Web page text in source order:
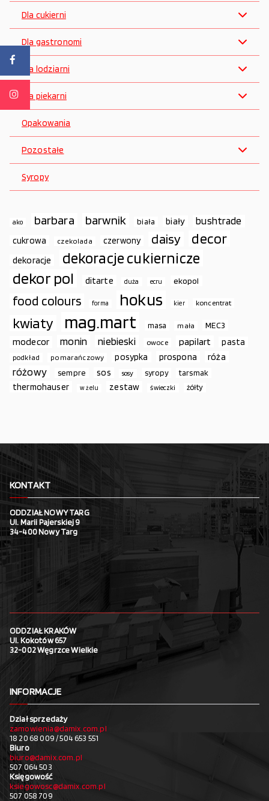
Dla cukierni
Dla gastronomi
Dla lodziarni
Dla piekarni
Opakowania
Pozostałe
Syropy
ako barbara barwnik biała biały bushtrade
cukrowa czekolada czerwony daisy decor
dekoracje dekoracje cukiernicze
dekor pol ditarte duża ecru ekopol
food colours forma hokus kier koncentrat
kwiaty mag.mart masa mała MEC3
modecor monin niebieski owoce papilart pasta
podkład pomarańczowy posypka prospona róża
różowy sempre sos sosy syropy tarsmak
thermohauser w żelu zestaw świeczki żółty
KONTAKT
ODDZIAŁ NOWY TARG
Ul. Marii Pajerskiej 9
34-400 Nowy Targ
ODDZIAŁ KRAKÓW
Ul. Kokotów 657
32-002 Węgrzce Wielkie
INFORMACJE
Dział sprzedaży
zamowienia@damix.com.pl
18 20 68 009 / 504 653 551
Biuro
biuro@damix.com.pl
507 064 503
Księgowość
ksiegowosc@damix.com.pl
507 058 709